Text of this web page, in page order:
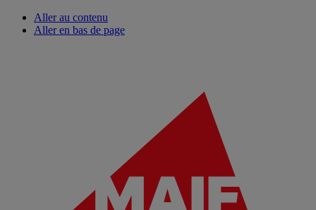
Aller au contenu
Aller en bas de page